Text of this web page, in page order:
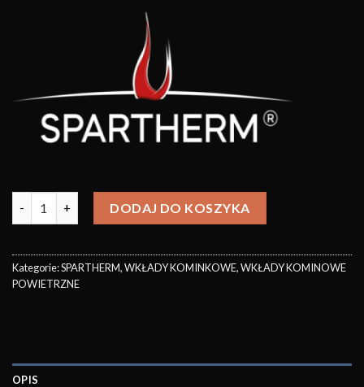
DODAJ DO KOSZYKA
Kategorie:SPARTHERM,WKŁADY KOMINKOWE,WKŁADY KOMINOWE
POWIETRZNE
OPIS